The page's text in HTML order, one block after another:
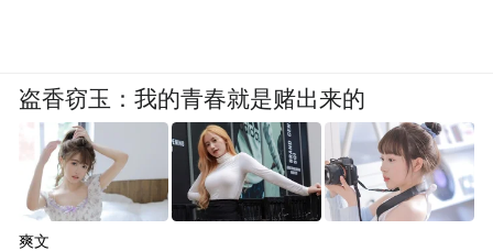
盗香窃玉：我的青春就是赌出来的
爽文